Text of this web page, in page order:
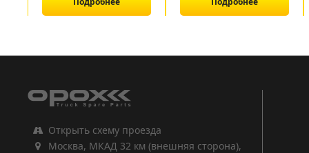
Открыть схему проезда
Москва, МКАД 32 км (внешняя сторона),